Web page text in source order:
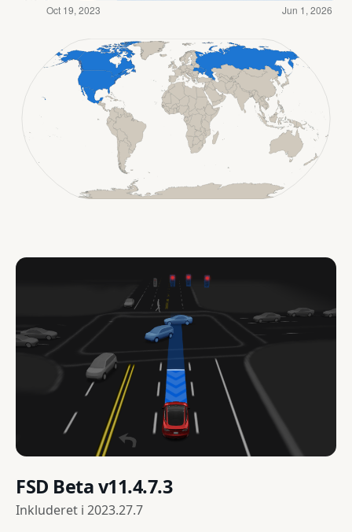
FSD Beta v11.4.7.3
Inkluderet i 2023.27.7